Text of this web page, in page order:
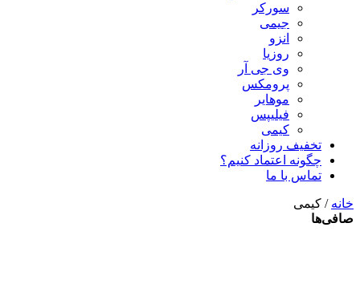
سورکر
جیمی
انزو
روزیا
وی جی آر
پرومکس
موهایر
فیلیپس
کیمی
تخفیف روزانه
چگونه اعتماد کنیم؟
تماس با ما
خانه / کیمی
صافی‌ها